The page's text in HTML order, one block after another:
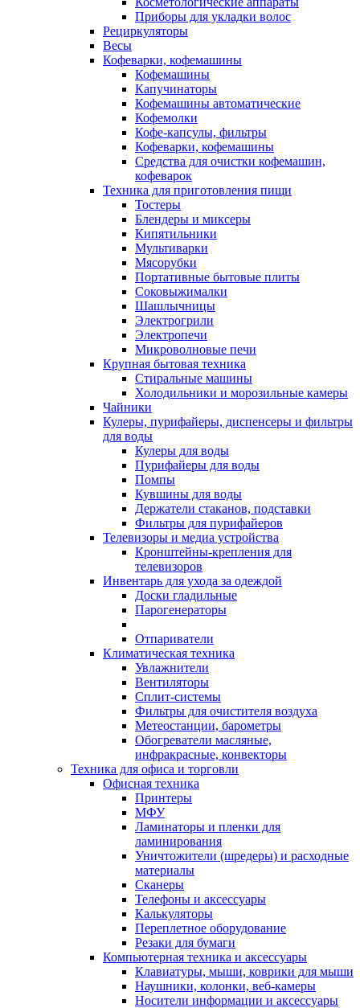
Приборы для укладки волос
Рециркуляторы
Весы
Кофеварки, кофемашины
Кофемашины
Капучинаторы
Кофемашины автоматические
Кофемолки
Кофе-капсулы, фильтры
Кофеварки, кофемашины
Средства для очистки кофемашин,
кофеварок
Техника для приготовления пищи
Тостеры
Блендеры и миксеры
Кипятильники
Мультиварки
Мясорубки
Портативные бытовые плиты
Соковыжималки
Шашлычницы
Электрогрили
Электропечи
Микроволновые печи
Крупная бытовая техника
Стиральные машины
Холодильники и морозильные камеры
Чайники
Кулеры, пурифайеры, диспенсеры и фильтры
для воды
Кулеры для воды
Пурифайеры для воды
Помпы
Кувшины для воды
Держатели стаканов, подставки
Фильтры для пурифайеров
Телевизоры и медиа устройства
Кронштейны-крепления для
телевизоров
Инвентарь для ухода за одеждой
Доски гладильные
Парогенераторы
Отпариватели
Климатическая техника
Увлажнители
Вентиляторы
Сплит-системы
Фильтры для очистителя воздуха
Метеостанции, барометры
Обогреватели масляные,
инфракрасные, конвекторы
Техника для офиса и торговли
Офисная техника
Принтеры
МФУ
Ламинаторы и пленки для
ламинирования
Уничтожители (шредеры) и расходные
материалы
Сканеры
Телефоны и аксессуары
Калькуляторы
Переплетное оборудование
Резаки для бумаги
Компьютерная техника и аксессуары
Клавиатуры, мыши, коврики для мыши
Наушники, колонки, веб-камеры
Носители информации и аксессуары